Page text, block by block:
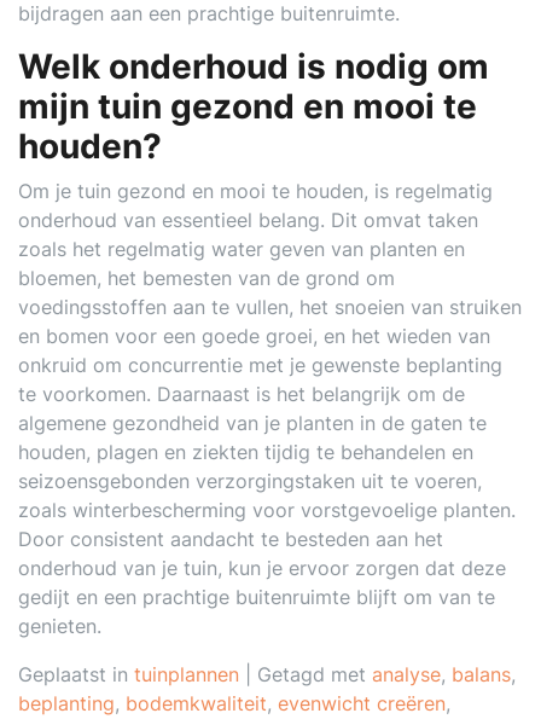
bijdragen aan een prachtige buitenruimte.
Welk onderhoud is nodig om
mijn tuin gezond en mooi te
houden?
Om je tuin gezond en mooi te houden, is regelmatig
onderhoud van essentieel belang. Dit omvat taken
zoals het regelmatig water geven van planten en
bloemen, het bemesten van de grond om
voedingsstoffen aan te vullen, het snoeien van struiken
en bomen voor een goede groei, en het wieden van
onkruid om concurrentie met je gewenste beplanting
te voorkomen. Daarnaast is het belangrijk om de
algemene gezondheid van je planten in de gaten te
houden, plagen en ziekten tijdig te behandelen en
seizoensgebonden verzorgingstaken uit te voeren,
zoals winterbescherming voor vorstgevoelige planten.
Door consistent aandacht te besteden aan het
onderhoud van je tuin, kun je ervoor zorgen dat deze
gedijt en een prachtige buitenruimte blijft om van te
genieten.
Geplaatst in tuinplannen Getagd met analyse, balans,
beplanting, bodemkwaliteit, evenwicht creëren,